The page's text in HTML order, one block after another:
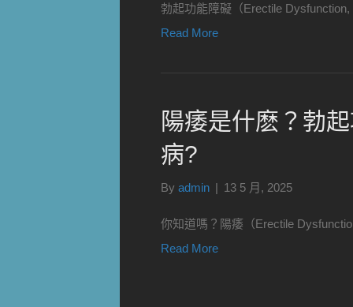
勃起功能障礙（Erectile
Read More
陽痿是什麽？勃
病?
By admin | 13 5 月, 2025
你知道嗎？陽痿（Erectile
Read More